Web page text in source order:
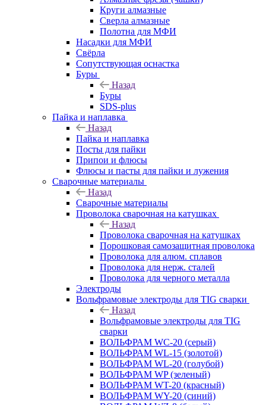
Круги алмазные
Сверла алмазные
Полотна для МФИ
Насадки для МФИ
Свёрла
Сопутствующая оснастка
Буры
Назад
Буры
SDS-plus
Пайка и наплавка
Назад
Пайка и наплавка
Посты для пайки
Припои и флюсы
Флюсы и пасты для пайки и лужения
Сварочные материалы
Назад
Сварочные материалы
Проволока сварочная на катушках
Назад
Проволока сварочная на катушках
Порошковая самозащитная проволока
Проволока для алюм. сплавов
Проволока для нерж. сталей
Проволока для черного металла
Электроды
Вольфрамовые электроды для TIG сварки
Назад
Вольфрамовые электроды для TIG
сварки
ВОЛЬФРАМ WC-20 (серый)
ВОЛЬФРАМ WL-15 (золотой)
ВОЛЬФРАМ WL-20 (голубой)
ВОЛЬФРАМ WP (зеленый)
ВОЛЬФРАМ WT-20 (красный)
ВОЛЬФРАМ WY-20 (синий)